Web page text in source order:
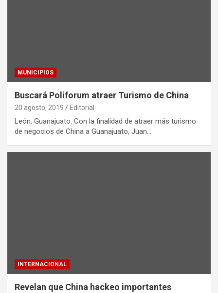
MUNICIPIOS
Buscará Poliforum atraer Turismo de China
20 agosto, 2019 Editorial
León, Guanajuato. Con la finalidad de atraer más turismo
de negocios de China a Guanajuato, Juan…
INTERNACIONAL
Revelan que China hackeo importantes